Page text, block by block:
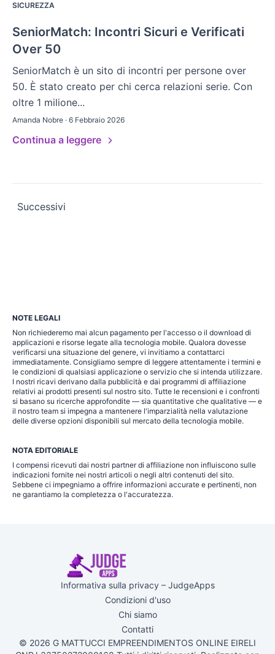
SICUREZZA
SeniorMatch: Incontri Sicuri e Verificati
Over 50
SeniorMatch è un sito di incontri per persone over
50. È stato creato per chi cerca relazioni serie. Con
oltre 1 milione...
Amanda Nobre · 6 Febbraio 2026
Continua a leggere
Paginazione
Successivi
NOTE LEGALI
Non richiederemo mai alcun pagamento per l'accesso o il download di
applicazioni e risorse legate alla tecnologia mobile. Qualora dovesse
verificarsi una situazione del genere, vi invitiamo a contattarci
immediatamente. Consigliamo sempre di leggere attentamente i termini e
le condizioni di qualsiasi applicazione o servizio che si intenda utilizzare.
I nostri ricavi derivano dalla pubblicità e dai programmi di affiliazione
relativi ai prodotti presenti sul nostro sito. Tutte le recensioni e i confronti
si basano su ricerche approfondite — sia quantitative che qualitative — e
il nostro team si impegna a mantenere l'imparzialità nella valutazione
delle diverse opzioni disponibili sul mercato della tecnologia mobile.
NOTA EDITORIALE
I compensi ricevuti dai nostri partner di affiliazione non influiscono sulle
indicazioni fornite nei nostri articoli o negli altri contenuti del sito.
Sebbene ci impegniamo a offrire informazioni accurate e pertinenti, non
ne garantiamo la completezza o l'accuratezza.
Informativa sulla privacy – JudgeApps
Condizioni d'uso
Chi siamo
Contatti
© 2026 G MATTUCCI EMPREENDIMENTOS ONLINE EIRELI